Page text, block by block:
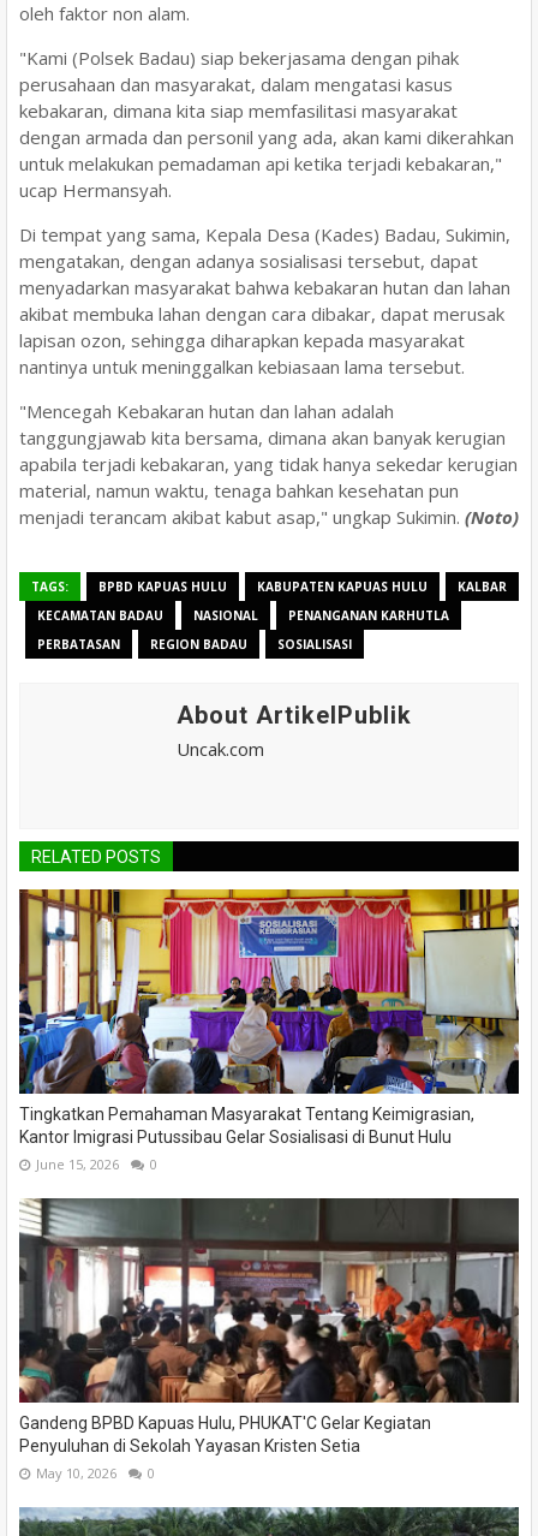
oleh faktor non alam.
"Kami (Polsek Badau) siap bekerjasama dengan pihak
perusahaan dan masyarakat, dalam mengatasi kasus
kebakaran, dimana kita siap memfasilitasi masyarakat
dengan armada dan personil yang ada, akan kami dikerahkan
untuk melakukan pemadaman api ketika terjadi kebakaran,"
ucap Hermansyah.
Di tempat yang sama, Kepala Desa (Kades) Badau, Sukimin,
mengatakan, dengan adanya sosialisasi tersebut, dapat
menyadarkan masyarakat bahwa kebakaran hutan dan lahan
akibat membuka lahan dengan cara dibakar, dapat merusak
lapisan ozon, sehingga diharapkan kepada masyarakat
nantinya untuk meninggalkan kebiasaan lama tersebut.
"Mencegah Kebakaran hutan dan lahan adalah
tanggungjawab kita bersama, dimana akan banyak kerugian
apabila terjadi kebakaran, yang tidak hanya sekedar kerugian
material, namun waktu, tenaga bahkan kesehatan pun
menjadi terancam akibat kabut asap," ungkap Sukimin. (Noto)
TAGS: BPBD KAPUAS HULU KABUPATEN KAPUAS HULU
KALBAR
KECAMATAN BADAU
NASIONAL
PENANGANAN KARHUTLA
PERBATASAN
REGION BADAU SOSIALISASI
About ArtikelPublik
Uncak.com
RELATED POSTS
Tingkatkan Pemahaman Masyarakat Tentang Keimigrasian,
Kantor Imigrasi Putussibau Gelar Sosialisasi di Bunut Hulu
June 15, 2026 0
Gandeng BPBD Kapuas Hulu, PHUKAT'C Gelar Kegiatan
Penyuluhan di Sekolah Yayasan Kristen Setia
May 10, 2026 0